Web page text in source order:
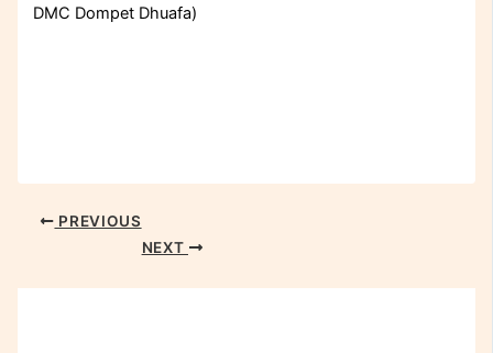
DMC Dompet Dhuafa)
PREVIOUS
NEXT